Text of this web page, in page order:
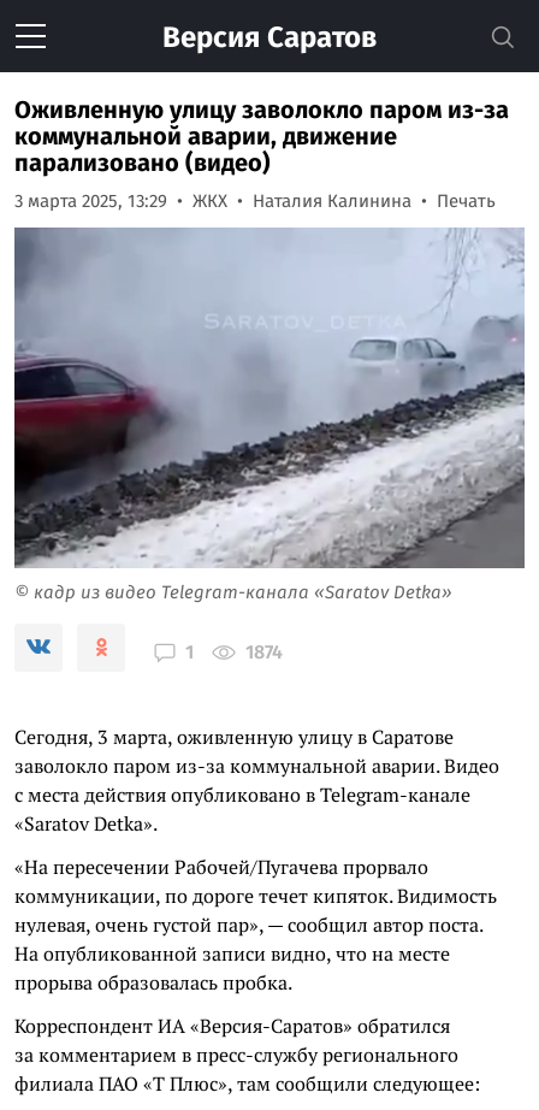
Версия Саратов
Оживленную улицу заволокло паром из-за
коммунальной аварии, движение
парализовано (видео)
3 марта 2025, 13:29 ЖКХ Наталия Калинина Печать
© кадр из видео Telegram-канала «Saratov Detka»
1 1874
Сегодня, 3 марта, оживленную улицу в Саратове
заволокло паром из-за коммунальной аварии. Видео
с места действия опубликовано в Telegram-канале
«Saratov Detka».
«На пересечении Рабочей/Пугачева прорвало
коммуникации, по дороге течет кипяток. Видимость
нулевая, очень густой пар», — сообщил автор поста.
На опубликованной записи видно, что на месте
прорыва образовалась пробка.
Корреспондент ИА «Версия-Саратов» обратился
за комментарием в пресс-службу регионального
филиала ПАО «Т Плюс», там сообщили следующее: